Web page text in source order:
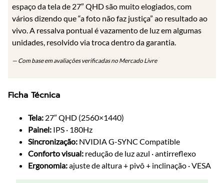
espaço da tela de 27″ QHD são muito elogiados, com
vários dizendo que “a foto não faz justiça” ao resultado ao
vivo. A ressalva pontual é vazamento de luz em algumas
unidades, resolvido via troca dentro da garantia.
— Com base em avaliações verificadas no Mercado Livre
Ficha Técnica
Tela: 27″ QHD (2560×1440)
Painel: IPS · 180Hz
Sincronização: NVIDIA G-SYNC Compatible
Conforto visual: redução de luz azul · antirreflexo
Ergonomia:ajuste de altura + pivô + inclinação · VESA